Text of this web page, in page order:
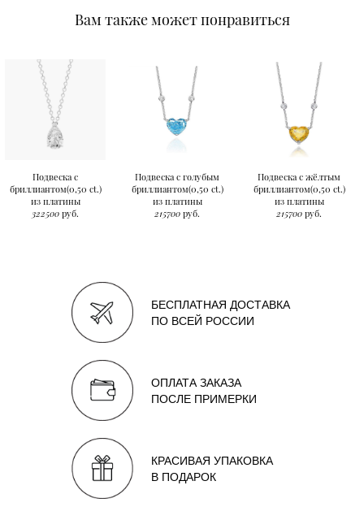
Вам также может понравиться
Подвеска с
бриллиантом(0,50 ct.)
из платины
322500 руб.
Подвеска с голубым
бриллиантом(0,50 ct.)
из платины
215700 руб.
Подвеска с жёлтым
бриллиантом(0,50 ct.)
из платины
215700 руб.
БЕСПЛАТНАЯ ДОСТАВКА
ПО ВСЕЙ РОССИИ
ОПЛАТА ЗАКАЗА
ПОСЛЕ ПРИМЕРКИ
КРАСИВАЯ УПАКОВКА
В ПОДАРОК